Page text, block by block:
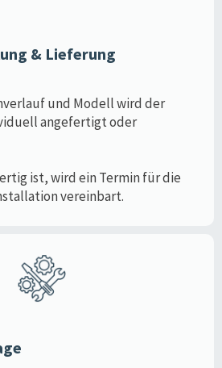
& Lieferung
und Modell wird der
angefertigt oder
ist, wird ein Termin für die
vereinbart.